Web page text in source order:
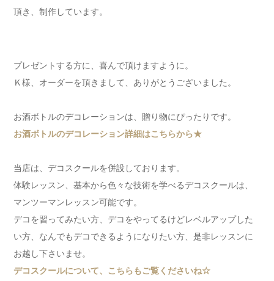
頂き、制作しています。
プレゼントする方に、喜んで頂けますように。
Ｋ様、オーダーを頂きまして、ありがとうございました。
お酒ボトルのデコレーションは、贈り物にぴったりです。
お酒ボトルのデコレーション詳細はこちらから★
当店は、デコスクールを併設しております。
体験レッスン、基本から色々な技術を学べるデコスクールは、
マンツーマンレッスン可能です。
デコを習ってみたい方、デコをやってるけどレベルアップした
い方、なんでもデコできるようになりたい方、是非レッスンに
お越し下さいませ。
デコスクールについて、こちらもご覧くださいね☆